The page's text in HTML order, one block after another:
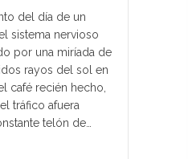
del día de un
sistema nervioso
por una miríada de
rayos del sol en
café recién hecho,
tráfico afuera
telón de…